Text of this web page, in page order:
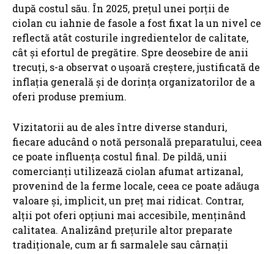
după costul său. În 2025, prețul unei porții de
ciolan cu iahnie de fasole a fost fixat la un nivel ce
reflectă atât costurile ingredientelor de calitate,
cât și efortul de pregătire. Spre deosebire de anii
trecuți, s-a observat o ușoară creștere, justificată de
inflația generală și de dorința organizatorilor de a
oferi produse premium.
Vizitatorii au de ales între diverse standuri,
fiecare aducând o notă personală preparatului, ceea
ce poate influența costul final. De pildă, unii
comercianți utilizează ciolan afumat artizanal,
provenind de la ferme locale, ceea ce poate adăuga
valoare și, implicit, un preț mai ridicat. Contrar,
alții pot oferi opțiuni mai accesibile, menținând
calitatea. Analizând prețurile altor preparate
tradiționale, cum ar fi sarmalele sau cârnații